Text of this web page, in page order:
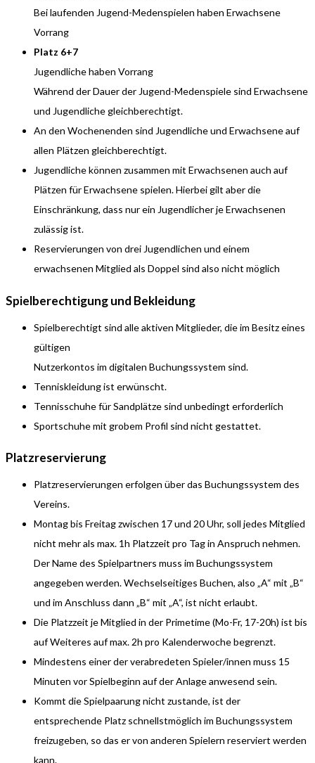
Bei laufenden Jugend-Medenspielen haben Erwachsene
Vorrang
Platz 6+7
Jugendliche haben Vorrang
Während der Dauer der Jugend-Medenspiele sind Erwachsene
und Jugendliche gleichberechtigt.
An den Wochenenden sind Jugendliche und Erwachsene auf
allen Plätzen gleichberechtigt.
Jugendliche können zusammen mit Erwachsenen auch auf
Plätzen für Erwachsene spielen. Hierbei gilt aber die
Einschränkung, dass nur ein Jugendlicher je Erwachsenen
zulässig ist.
Reservierungen von drei Jugendlichen und einem
erwachsenen Mitglied als Doppel sind also nicht möglich
Spielberechtigung und Bekleidung
Spielberechtigt sind alle aktiven Mitglieder, die im Besitz eines
gültigen
Nutzerkontos im digitalen Buchungssystem sind.
Tenniskleidung ist erwünscht.
Tennisschuhe für Sandplätze sind unbedingt erforderlich
Sportschuhe mit grobem Profil sind nicht gestattet.
Platzreservierung
Platzreservierungen erfolgen über das Buchungssystem des
Vereins.
Montag bis Freitag zwischen 17 und 20 Uhr, soll jedes Mitglied
nicht mehr als max. 1h Platzzeit pro Tag in Anspruch nehmen.
Der Name des Spielpartners muss im Buchungssystem
angegeben werden. Wechselseitiges Buchen, also „A“ mit „B“
und im Anschluss dann „B“ mit „A“, ist nicht erlaubt.
Die Platzzeit je Mitglied in der Primetime (Mo-Fr, 17-20h) ist bis
auf Weiteres auf max. 2h pro Kalenderwoche begrenzt.
Mindestens einer der verabredeten Spieler/innen muss 15
Minuten vor Spielbeginn auf der Anlage anwesend sein.
Kommt die Spielpaarung nicht zustande, ist der
entsprechende Platz schnellstmöglich im Buchungssystem
freizugeben, so das er von anderen Spielern reserviert werden
kann.